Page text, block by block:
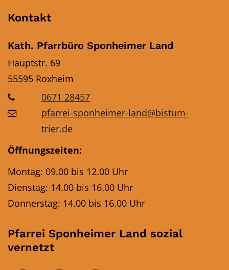
Kontakt
Kath. Pfarrbüro Sponheimer Land
Hauptstr. 69
55595 Roxheim
0671 28457
pfarrei-sponheimer-land@bistum-
trier.de
Öffnungszeiten:
Montag: 09.00 bis 12.00 Uhr
Dienstag: 14.00 bis 16.00 Uhr
Donnerstag: 14.00 bis 16.00 Uhr
Pfarrei Sponheimer Land sozial
vernetzt